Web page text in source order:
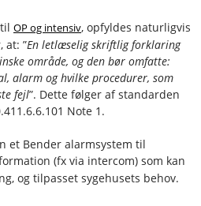
til OP og intensiv, opfyldes naturligvis
at: ”En letlæselig skriftlig forklaring
område, og den bør omfatte:
alarm og hvilke procedurer, som
fejl”. Dette følger af standarden
Note 1.
et Bender alarmsystem til
(fx via intercom) som kan
og tilpasset sygehusets behov.